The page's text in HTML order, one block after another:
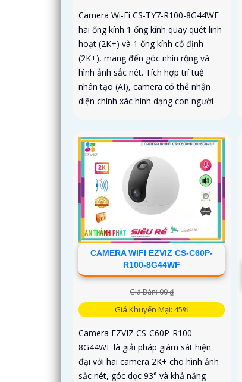
Camera Wi-Fi CS-TY7-R100-8G44WF
hai ống kính 1 ống kính quay quét linh
hoạt (2K+) và 1 ống kính cố định
(2K+), mang đến góc nhìn rộng và
hình ảnh sắc nét. Tích hợp trí tuệ
nhân tạo (AI), camera có thể nhận
diện chính xác hình dạng con người
CAMERA WIFI EZVIZ CS-C60P-
R100-8G44WF
Giá Bán: 00 ₫
Giá Khuyến Mại: 45%
Camera EZVIZ CS-C60P-R100-
8G44WF là giải pháp giám sát hiện
đại với hai camera 2K+ cho hình ảnh
sắc nét, góc dọc 93° và khả năng